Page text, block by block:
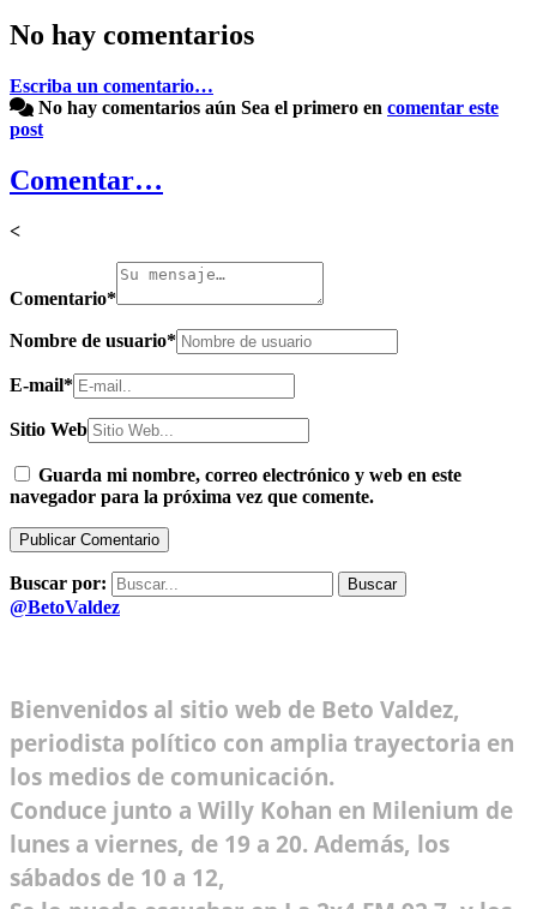
No hay comentarios
Escriba un comentario…
No hay comentarios aún Sea el primero en comentar este
post
Comentar…
<
Comentario*
Nombre de usuario*
E-mail*
Sitio Web
Guarda mi nombre, correo electrónico y web en este
navegador para la próxima vez que comente.
Buscar por:
@BetoValdez
Bienvenidos al sitio web de Beto Valdez,
periodista político con amplia trayectoria en
los medios de comunicación.
Conduce junto a Willy Kohan en Milenium de
lunes a viernes, de 19 a 20. Además, los
sábados de 10 a 12,